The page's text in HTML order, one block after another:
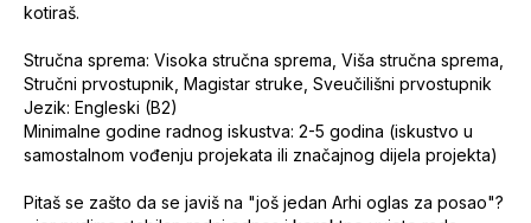
kotiraš.
Stručna sprema: Visoka stručna sprema, Viša stručna sprema,
Stručni prvostupnik, Magistar struke, Sveučilišni prvostupnik
Jezik: Engleski (B2)
Minimalne godine radnog iskustva: 2-5 godina (iskustvo u
samostalnom vođenju projekata ili značajnog dijela projekta)
Pitaš se zašto da se javiš na "još jedan Arhi oglas za posao"?